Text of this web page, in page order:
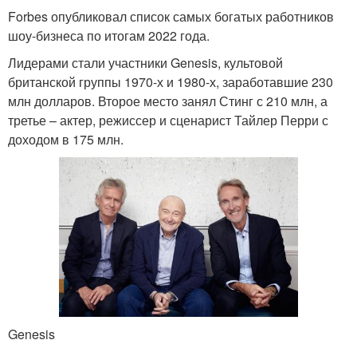
Forbes опубликовал список самых богатых работников
шоу-бизнеса по итогам 2022 года.
Лидерами стали участники Genesis, культовой
британской группы 1970-х и 1980-х, заработавшие 230
млн долларов. Второе место занял Стинг с 210 млн, а
третье – актер, режиссер и сценарист Тайлер Перри с
доходом в 175 млн.
Genesis